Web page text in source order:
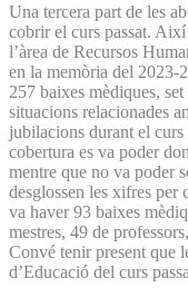
Una tercera part de les
cobrir el curs passat.
l’àrea de Recursos
en la memòria del 2023-
257 baixes mèdiques,
situacions relacionades
jubilacions durant el curs
cobertura es va poder
mentre que no va poder
desglossen les xifres per
va haver 93 baixes
mestres, 49 de
Convé tenir present que
d’Educació del curs